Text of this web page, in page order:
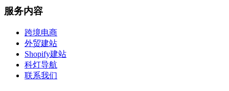
服务内容
跨境电商
外贸建站
Shopify建站
科灯导航
联系我们